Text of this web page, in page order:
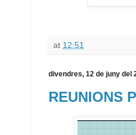
at 12:51
divendres, 12 de juny del
REUNIONS